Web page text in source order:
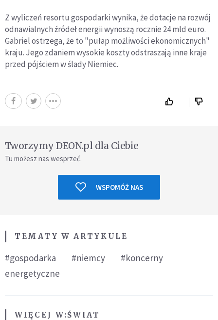
Z wyliczeń resortu gospodarki wynika, że dotacje na rozwój
odnawialnych źródeł energii wynoszą rocznie 24 mld euro.
Gabriel ostrzega, że to "pułap możliwości ekonomicznych"
kraju. Jego zdaniem wysokie koszty odstraszają inne kraje
przed pójściem w ślady Niemiec.
Tworzymy DEON.pl dla Ciebie
Tu możesz nas wesprzeć.
WSPOMÓŻ NAS
TEMATY W ARTYKULE
#gospodarka #niemcy
#koncerny
energetyczne
WIĘCEJ W:ŚWIAT